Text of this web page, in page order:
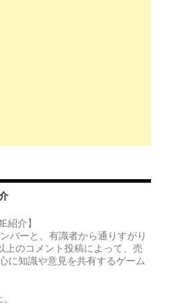
紹介】
バーと、有識者から通りすがり
上のコメント投稿によって、売
に知識や意見を共有するゲーム